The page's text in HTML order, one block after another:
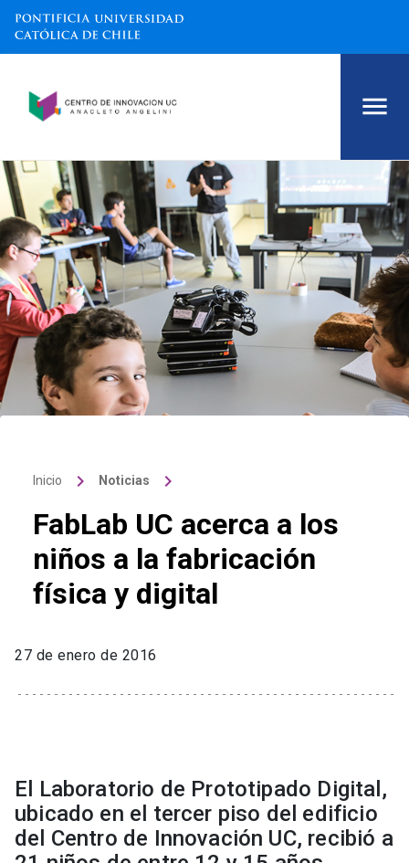
Inicio keyboard_arrow_right Noticias keyboard_arrow_right
FabLab UC acerca a los
niños a la fabricación
física y digital
27 de enero de 2016
El Laboratorio de Prototipado Digital,
ubicado en el tercer piso del edificio
del Centro de Innovación UC, recibió a